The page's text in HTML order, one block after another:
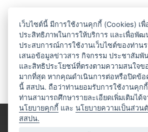
เว็บไซต์นี้ มีการใช้งานคุกกี้ (Cookies) เพื่
ประสิทธิภาพในการให้บริการ และเพื่อพัฒ
ประสบการณ์การใช้งานเว็บไซต์ของท่าน
เสนอข้อมูลข่าวสาร กิจกรรม ประชาสัมพั
และสิทธิประโยชน์ที่ตรงตามความสนใจ
มากที่สุด หากคุณดำเนินการต่อหรือปิดข้อ
นี้ สสปน. ถือว่าท่านยอมรับการใช้งานคุก
ท่านสามารถศึกษารายละเอียดเพิ่มเติมได้จ
นโยบายคุกกี้ และนโยบายความเป็นส่วน
สสปน.